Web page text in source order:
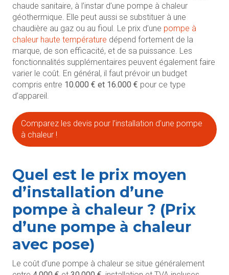
chaude sanitaire, à l’instar d’une pompe à chaleur
géothermique. Elle peut aussi se substituer à une
chaudière au gaz ou au fioul. Le prix d’une pompe à
chaleur haute température dépend fortement de la
marque, de son efficacité, et de sa puissance. Les
fonctionnalités supplémentaires peuvent également faire
varier le coût. En général, il faut prévoir un budget
compris entre 10.000 € et 16.000 € pour ce type
d’appareil.
Comparez les devis pour l’installation d’une pompe
à chaleur !
Quel est le prix moyen
d’installation d’une
pompe à chaleur ? (Prix
d’une pompe à chaleur
avec pose)
Le coût d’une pompe à chaleur se situe généralement